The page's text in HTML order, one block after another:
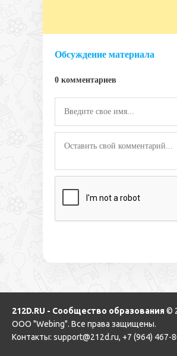
Обсуждение материала
0 комментариев
212D.RU - Сообщество образования©
ООО "Webing". Все права защищены.
Контакты: support@212d.ru, +7 (964) 467-